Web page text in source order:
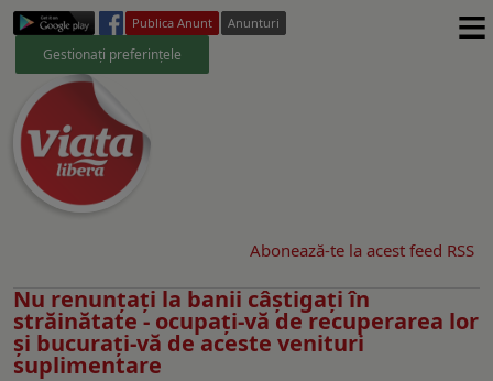
Publica Anunt Anunturi
Gestionați preferințele ≡
Abonează-te la acest feed RSS
Nu renunțați la banii câștigați în
străinătate - ocupați-vă de recuperarea lor
și bucurați-vă de aceste venituri
suplimentare